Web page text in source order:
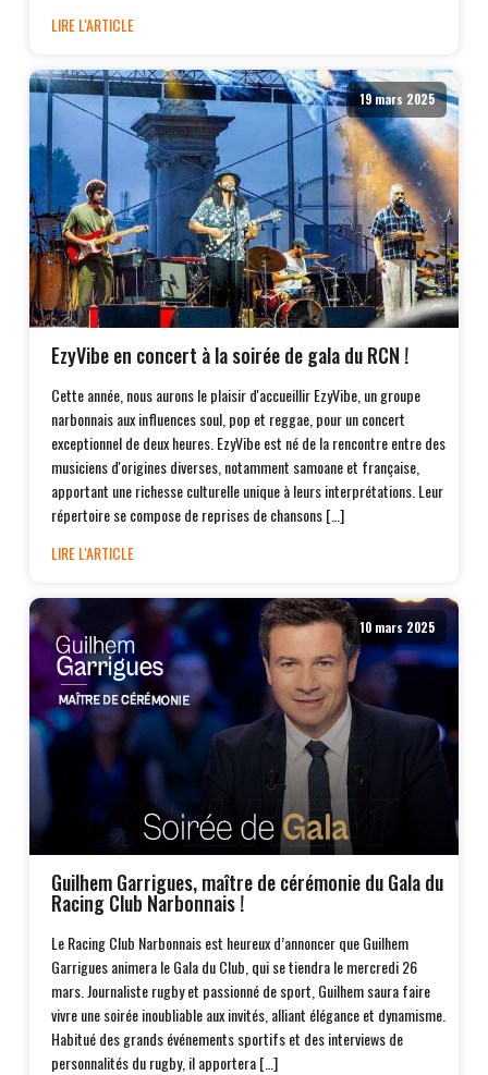
LIRE L'ARTICLE
19 mars 2025
EzyVibe en concert à la soirée de gala du RCN !
Cette année, nous aurons le plaisir d'accueillir EzyVibe, un groupe
narbonnais aux influences soul, pop et reggae, pour un concert
exceptionnel de deux heures. EzyVibe est né de la rencontre entre des
musiciens d'origines diverses, notamment samoane et française,
apportant une richesse culturelle unique à leurs interprétations. Leur
répertoire se compose de reprises de chansons […]
LIRE L'ARTICLE
10 mars 2025
Guilhem Garrigues, maître de cérémonie du Gala du
Racing Club Narbonnais !
Le Racing Club Narbonnais est heureux d’annoncer que Guilhem
Garrigues animera le Gala du Club, qui se tiendra le mercredi 26
mars. Journaliste rugby et passionné de sport, Guilhem saura faire
vivre une soirée inoubliable aux invités, alliant élégance et dynamisme.
Habitué des grands événements sportifs et des interviews de
personnalités du rugby, il apportera […]